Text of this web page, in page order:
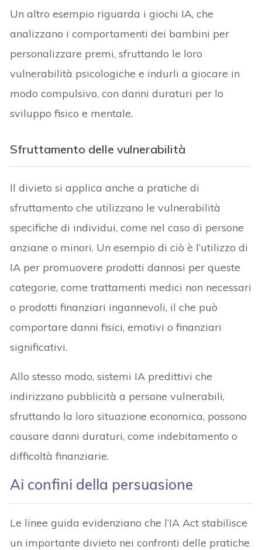
Un altro esempio riguarda i giochi IA, che
analizzano i comportamenti dei bambini per
personalizzare premi, sfruttando le loro
vulnerabilità psicologiche e indurli a giocare in
modo compulsivo, con danni duraturi per lo
sviluppo fisico e mentale.
Sfruttamento delle vulnerabilità
Il divieto si applica anche a pratiche di
sfruttamento che utilizzano le vulnerabilità
specifiche di individui, come nel caso di persone
anziane o minori. Un esempio di ciò è l’utilizzo di
IA per promuovere prodotti dannosi per queste
categorie, come trattamenti medici non necessari
o prodotti finanziari ingannevoli, il che può
comportare danni fisici, emotivi o finanziari
significativi.
Allo stesso modo, sistemi IA predittivi che
indirizzano pubblicità a persone vulnerabili,
sfruttando la loro situazione economica, possono
causare danni duraturi, come indebitamento o
difficoltà finanziarie.
Ai confini della persuasione
Le linee guida evidenziano che l’IA Act stabilisce
un importante divieto nei confronti delle pratiche